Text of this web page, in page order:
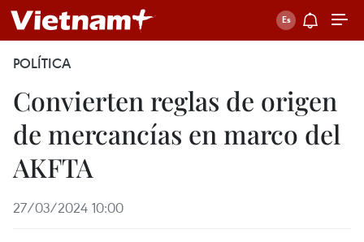
POLÍTICA
Convierten reglas de origen
de mercancías en marco del
AKFTA
27/03/2024 10:00